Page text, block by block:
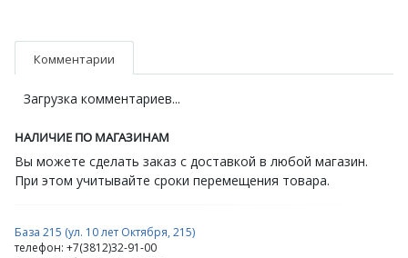
Комментарии
Загрузка комментариев...
НАЛИЧИЕ ПО МАГАЗИНАМ
Вы можете сделать заказ с доставкой в любой магазин.
При этом учитывайте сроки перемещения товара.
База 215 (ул. 10 лет Октября, 215)
телефон: +7(3812)32-91-00